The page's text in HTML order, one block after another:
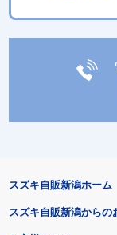
スズキ自販新潟ホーム
スズキ自販新潟からの